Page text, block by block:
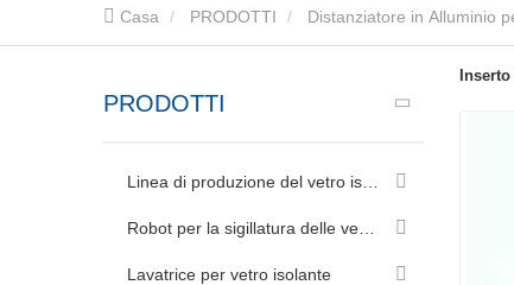
Casa PRODOTTI Distanziatore in Alluminio
PRODOTTI
Lavatrice per vetro isolante